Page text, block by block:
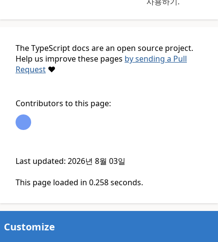
The TypeScript docs are an open source project.
Help us improve these pages by sending a Pull
Request ❤
Contributors to this page:
Last updated: 2026년 8월 03일
This page loaded in 0.258 seconds.
Customize